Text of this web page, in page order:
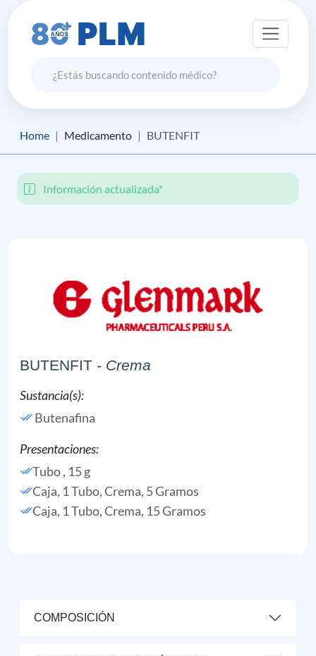
Home Medicamento BUTENFIT
Información actualizada*
BUTENFIT - Crema
Sustancia(s):
Butenafina
Presentaciones:
Tubo , 15 g
Caja, 1 Tubo, Crema, 5 Gramos
Caja, 1 Tubo, Crema, 15 Gramos
COMPOSICIÓN